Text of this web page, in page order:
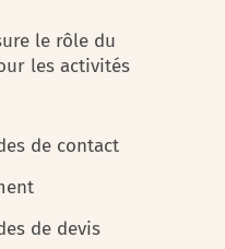
le rôle du
les activités
de contact
de devis